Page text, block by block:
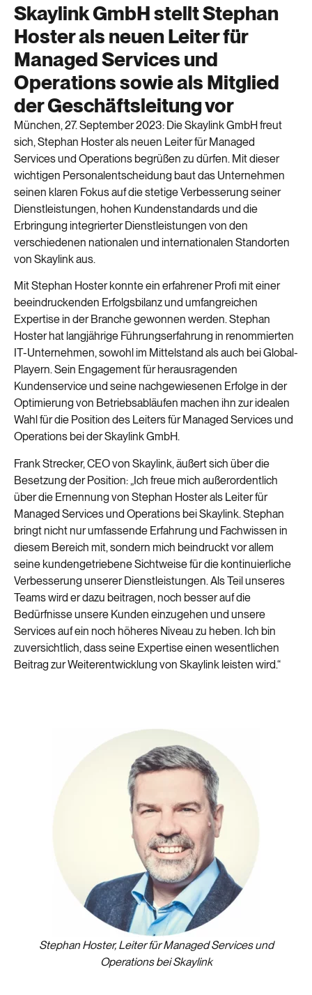
Skaylink GmbH stellt Stephan
Hoster als neuen Leiter für
Managed Services und
Operations sowie als Mitglied
der Geschäftsleitung vor
München, 27. September 2023: Die Skaylink GmbH freut
sich, Stephan Hoster als neuen Leiter für Managed
Services und Operations begrüßen zu dürfen. Mit dieser
wichtigen Personalentscheidung baut das Unternehmen
seinen klaren Fokus auf die stetige Verbesserung seiner
Dienstleistungen, hohen Kundenstandards und die
Erbringung integrierter Dienstleistungen von den
verschiedenen nationalen und internationalen Standorten
von Skaylink aus.
Mit Stephan Hoster konnte ein erfahrener Profi mit einer
beeindruckenden Erfolgsbilanz und umfangreichen
Expertise in der Branche gewonnen werden. Stephan
Hoster hat langjährige Führungserfahrung in renommierten
IT-Unternehmen, sowohl im Mittelstand als auch bei Global-
Playern. Sein Engagement für herausragenden
Kundenservice und seine nachgewiesenen Erfolge in der
Optimierung von Betriebsabläufen machen ihn zur idealen
Wahl für die Position des Leiters für Managed Services und
Operations bei der Skaylink GmbH.
Frank Strecker, CEO von Skaylink, äußert sich über die
Besetzung der Position: „Ich freue mich außerordentlich
über die Ernennung von Stephan Hoster als Leiter für
Managed Services und Operations bei Skaylink. Stephan
bringt nicht nur umfassende Erfahrung und Fachwissen in
diesem Bereich mit, sondern mich beindruckt vor allem
seine kundengetriebene Sichtweise für die kontinuierliche
Verbesserung unserer Dienstleistungen. Als Teil unseres
Teams wird er dazu beitragen, noch besser auf die
Bedürfnisse unsere Kunden einzugehen und unsere
Services auf ein noch höheres Niveau zu heben. Ich bin
zuversichtlich, dass seine Expertise einen wesentlichen
Beitrag zur Weiterentwicklung von Skaylink leisten wird.“
Stephan Hoster, Leiter für Managed Services und
Operations bei Skaylink